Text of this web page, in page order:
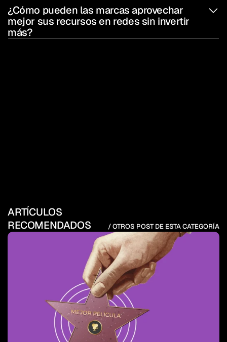
¿Cómo pueden las marcas aprovechar
mejor sus recursos en redes sin invertir
más?
ARTÍCULOS
RECOMENDADOS
/ OTROS POST DE ESTA CATEGORÍA